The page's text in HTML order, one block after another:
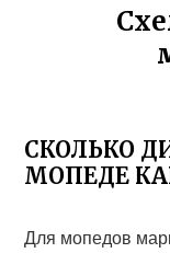
СКОЛЬКО
МОПЕДЕ
Для мопедов